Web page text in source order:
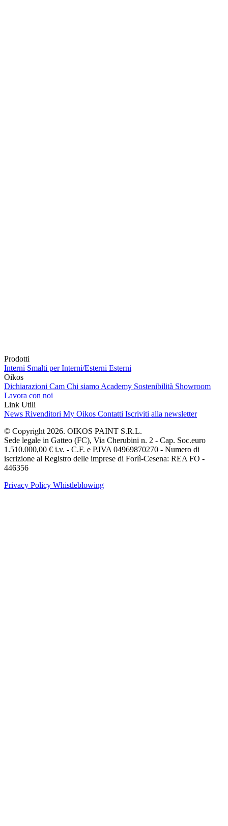
Prodotti
Interni Smalti per Interni/Esterni Esterni
Oikos
Dichiarazioni Cam Chi siamo Academy Sostenibilità Showroom
Lavora con noi
Link Utili
News Rivenditori My Oikos Contatti Iscriviti alla newsletter
© Copyright 2026. OIKOS PAINT S.R.L.
Sede legale in Gatteo (FC), Via Cherubini n. 2 - Cap. Soc.euro
1.510.000,00 € i.v. - C.F. e P.IVA 04969870270 - Numero di
iscrizione al Registro delle imprese di Forlì-Cesena: REA FO -
446356
Privacy Policy Whistleblowing